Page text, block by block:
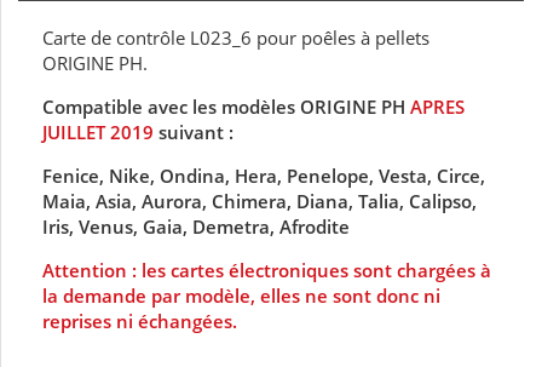
Carte de contrôle L023_6 pour poêles à pellets
ORIGINE PH.
Compatible avec les modèles ORIGINE PH APRES
JUILLET 2019 suivant :
Fenice, Nike, Ondina, Hera, Penelope, Vesta, Circe,
Maia, Asia, Aurora, Chimera, Diana, Talia, Calipso,
Iris, Venus, Gaia, Demetra, Afrodite
Attention : les cartes électroniques sont chargées à
la demande par modèle, elles ne sont donc ni
reprises ni échangées.